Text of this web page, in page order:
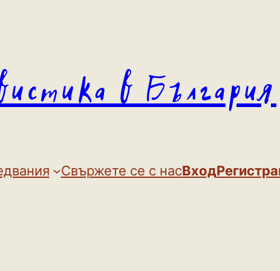
в България
Свържете се с насВход